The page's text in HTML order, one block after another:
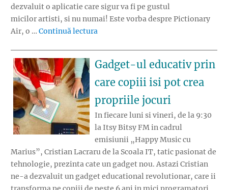
dezvaluit o aplicatie care sigur va fi pe gustul
micilor artisti, si nu numai! Este vorba despre Pictionary
Air, o … Continuă lectura
Gadget-ul educativ prin
care copiii isi pot crea
propriile jocuri
In fiecare luni si vineri, de la 9:30
la Itsy Bitsy FM in cadrul
emisiunii „Happy Music cu
Marius”, Cristian Lacraru de la Scoala IT, tatic pasionat de
tehnologie, prezinta cate un gadget nou. Astazi Cristian
ne-a dezvaluit un gadget educational revolutionar, care ii